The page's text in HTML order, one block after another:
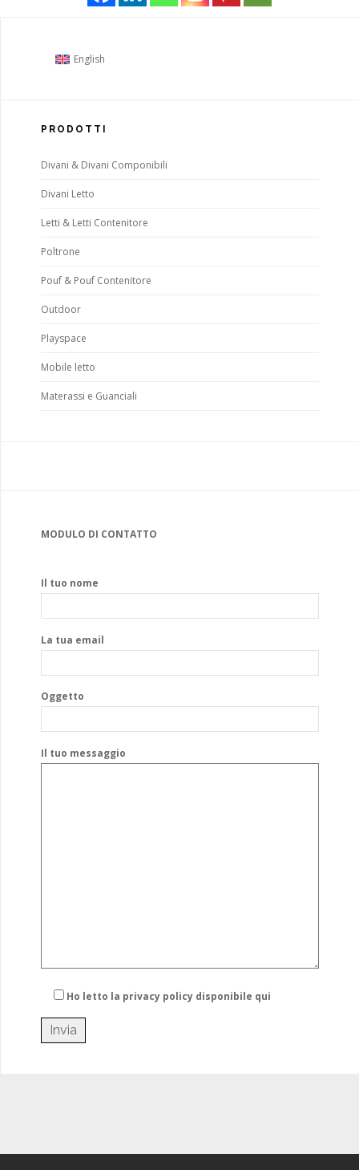
English
PRODOTTI
Divani & Divani Componibili
Divani Letto
Letti & Letti Contenitore
Poltrone
Pouf & Pouf Contenitore
Outdoor
Playspace
Mobile letto
Materassi e Guanciali
MODULO DI CONTATTO
Il tuo nome
La tua email
Oggetto
Il tuo messaggio
Ho letto la privacy policy disponibile qui